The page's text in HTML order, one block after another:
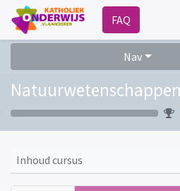
FAQ
Nav
Inhoud cursus